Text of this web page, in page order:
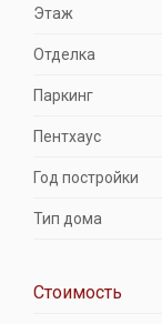
Этаж
Отделка
Паркинг
Пентхаус
Год постройки
Тип дома
Стоимость